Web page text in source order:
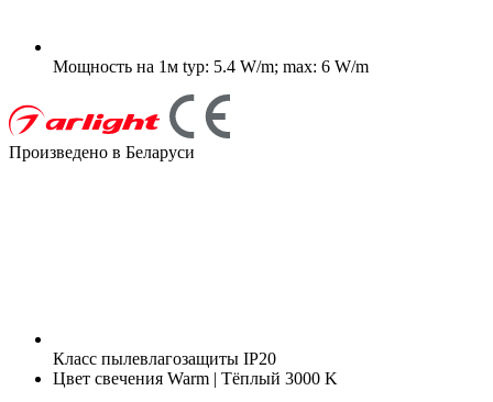
Мощность на 1м typ: 5.4 W/m; max: 6 W/m
Произведено в Беларуси
Класс пылевлагозащиты IP20
Цвет свечения Warm | Тёплый 3000 K